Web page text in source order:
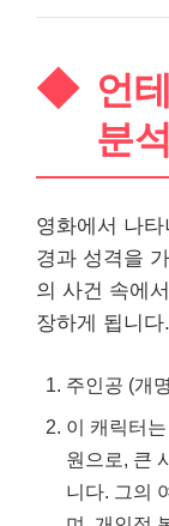
언
분석
영화에서 나
경과 성격을
의 사건 속에
장하게 됩니다.
주인공 (개
이 캐릭터
원으로, 큰
니다. 그의